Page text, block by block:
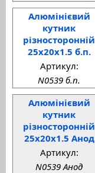
Алюмінієвий
кутник
різносторонній
25x20x1.5 б.п.
Артикул:
N0539 б.п.
Алюмінієвий
кутник
різносторонній
25x20x1.5 Анод
Артикул:
N0539 Анод